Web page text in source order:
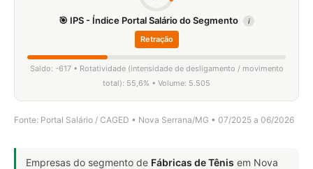
🎯 IPS - Índice Portal Salário do Segmento i
Retração
Saldo: -617 • Rotatividade (intensidade de desligamento / movimento
total): 55,6% • Volume: 5.505
Fonte: Portal Salário / CAGED • Nova Serrana/MG • 07/2025 a 06/2026
Empresas do segmento de Fábricas de Tênis em Nova